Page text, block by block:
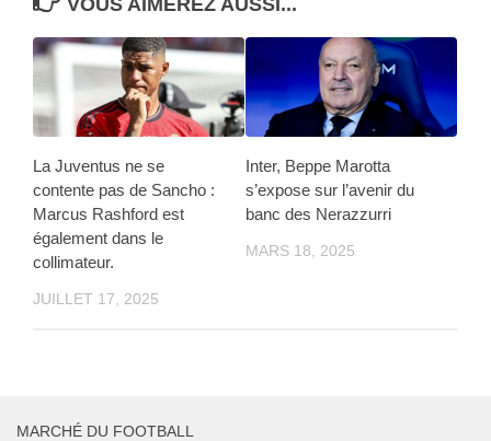
VOUS AIMEREZ AUSSI...
La Juventus ne se
contente pas de Sancho :
Marcus Rashford est
également dans le
collimateur.
JUILLET 17, 2025
Inter, Beppe Marotta
s’expose sur l’avenir du
banc des Nerazzurri
MARS 18, 2025
MARCHÉ DU FOOTBALL